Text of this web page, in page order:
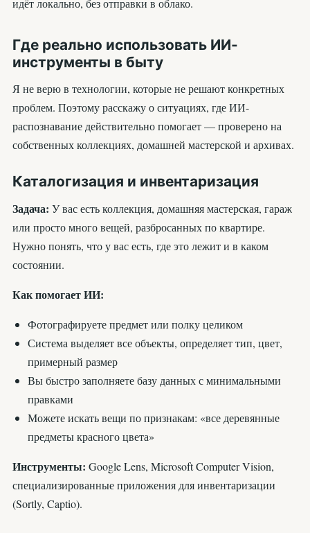
идёт локально, без отправки в облако.
Где реально использовать ИИ-
инструменты в быту
Я не верю в технологии, которые не решают конкретных
проблем. Поэтому расскажу о ситуациях, где ИИ-
распознавание действительно помогает — проверено на
собственных коллекциях, домашней мастерской и архивах.
Каталогизация и инвентаризация
Задача: У вас есть коллекция, домашняя мастерская, гараж
или просто много вещей, разбросанных по квартире.
Нужно понять, что у вас есть, где это лежит и в каком
состоянии.
Как помогает ИИ:
Фотографируете предмет или полку целиком
Система выделяет все объекты, определяет тип, цвет,
примерный размер
Вы быстро заполняете базу данных с минимальными
правками
Можете искать вещи по признакам: «все деревянные
предметы красного цвета»
Инструменты: Google Lens, Microsoft Computer Vision,
специализированные приложения для инвентаризации
(Sortly, Captio).